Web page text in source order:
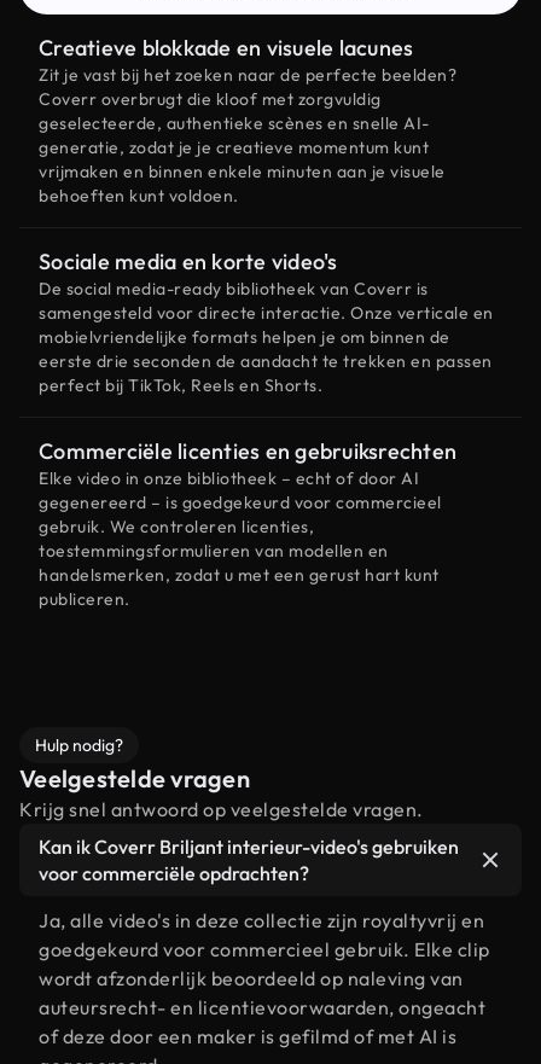
Creatieve blokkade en visuele lacunes
Zit je vast bij het zoeken naar de perfecte beelden?
Coverr overbrugt die kloof met zorgvuldig
geselecteerde, authentieke scènes en snelle AI-
generatie, zodat je je creatieve momentum kunt
vrijmaken en binnen enkele minuten aan je visuele
behoeften kunt voldoen.
Sociale media en korte video's
De social media-ready bibliotheek van Coverr is
samengesteld voor directe interactie. Onze verticale en
mobielvriendelijke formats helpen je om binnen de
eerste drie seconden de aandacht te trekken en passen
perfect bij TikTok, Reels en Shorts.
Commerciële licenties en gebruiksrechten
Elke video in onze bibliotheek – echt of door AI
gegenereerd – is goedgekeurd voor commercieel
gebruik. We controleren licenties,
toestemmingsformulieren van modellen en
handelsmerken, zodat u met een gerust hart kunt
publiceren.
Hulp nodig?
Veelgestelde vragen
Krijg snel antwoord op veelgestelde vragen.
Kan ik Coverr Briljant interieur-video's gebruiken
voor commerciële opdrachten?
Ja, alle video's in deze collectie zijn royaltyvrij en
goedgekeurd voor commercieel gebruik. Elke clip
wordt afzonderlijk beoordeeld op naleving van
auteursrecht- en licentievoorwaarden, ongeacht
of deze door een maker is gefilmd of met AI is